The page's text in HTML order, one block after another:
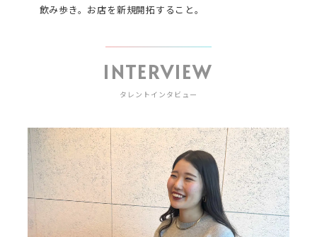
飲み歩き。お店を新規開拓すること。
INTERVIEW
タレントインタビュー